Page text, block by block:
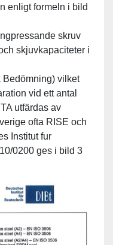
enligt formeln i bild
skruv
skjuvkapaciteter i
Bedömning) vilket
vid ett antal
utfärdas av
ofta RISE och
Institut fur
0200 ges i bild 3